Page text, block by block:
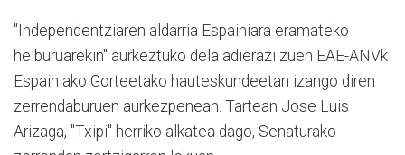
"Independentziaren aldarria Espainiara eramateko
helburuarekin" aurkeztuko dela adierazi zuen EAE-ANVk
Espainiako Gorteetako hauteskundeetan izango diren
zerrendaburuen aurkezpenean. Tartean Jose Luis
Arizaga, "Txipi" herriko alkatea dago, Senaturako